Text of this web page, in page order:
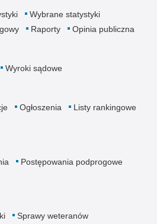
Wybrane statystyki
Raporty Opinia publiczna
Wyroki sądowe
Ogłoszenia
Listy rankingowe
Postępowania podprogowe
Sprawy weteranów